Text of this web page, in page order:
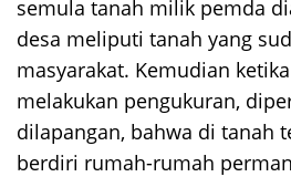
semula tanah milik pemda
desa meliputi tanah yang
masyarakat. Kemudian
melakukan pengukuran,
dilapangan, bahwa di tanah
berdiri rumah-rumah